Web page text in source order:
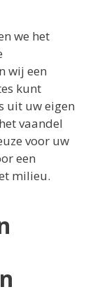
we het
wij een
kunt
uit uw eigen
vaandel
voor uw
een
milieu.